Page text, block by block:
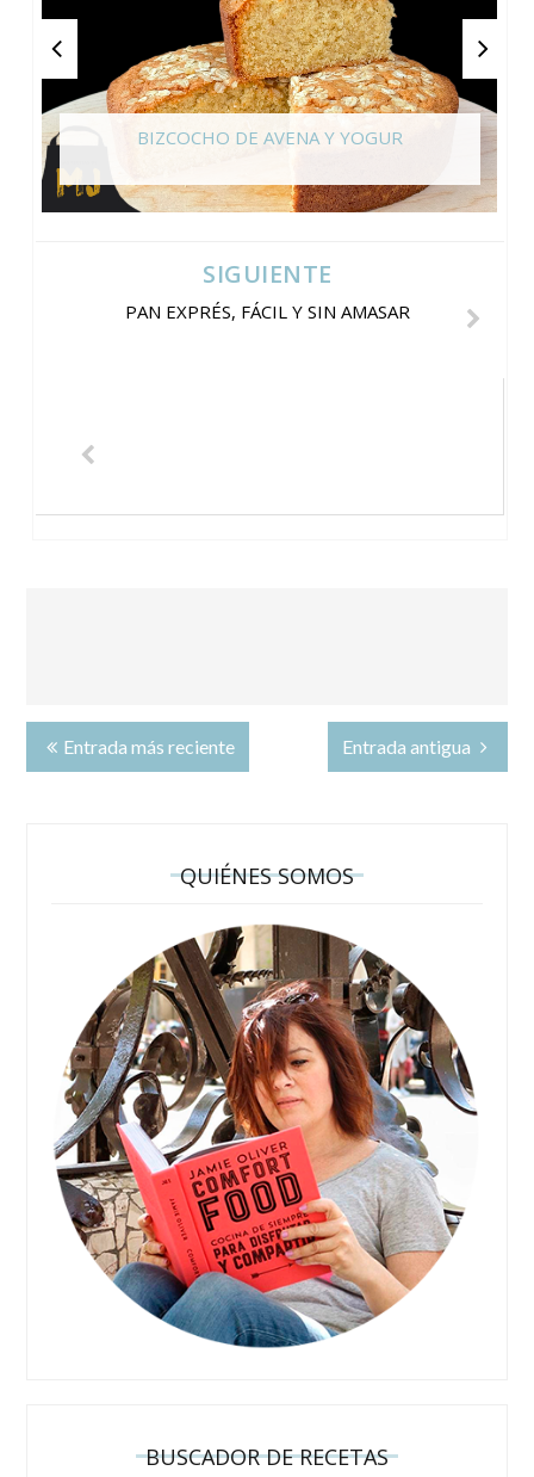
BIZCOCHO DE AVENA Y YOGUR
SIGUIENTE
PAN EXPRÉS, FÁCIL Y SIN AMASAR
Entrada más reciente Entrada antigua
QUIÉNES SOMOS
BUSCADOR DE RECETAS